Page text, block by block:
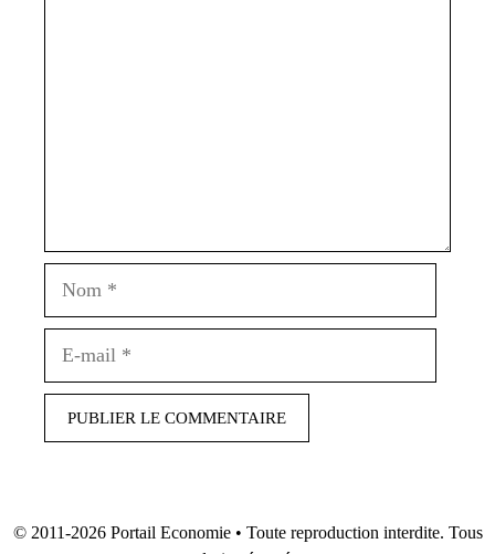
© 2011-2026 Portail Economie• Toute reproduction interdite. Tous